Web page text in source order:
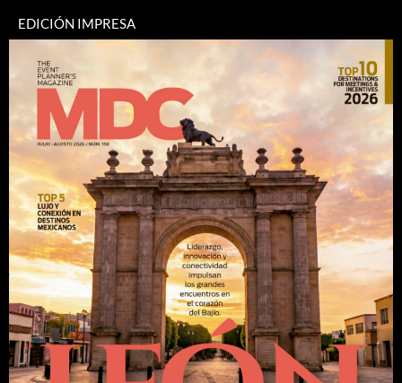
EDICIÓN IMPRESA